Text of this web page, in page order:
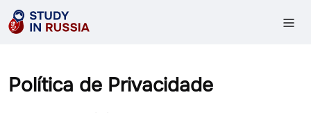
Política de Privacidade